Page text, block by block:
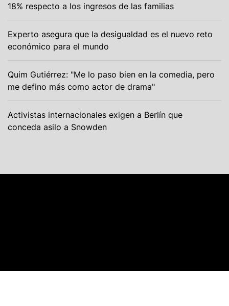
18% respecto a los ingresos de las familias
Experto asegura que la desigualdad es el nuevo reto
económico para el mundo
Quim Gutiérrez: "Me lo paso bien en la comedia, pero
me defino más como actor de drama"
Activistas internacionales exigen a Berlín que
conceda asilo a Snowden